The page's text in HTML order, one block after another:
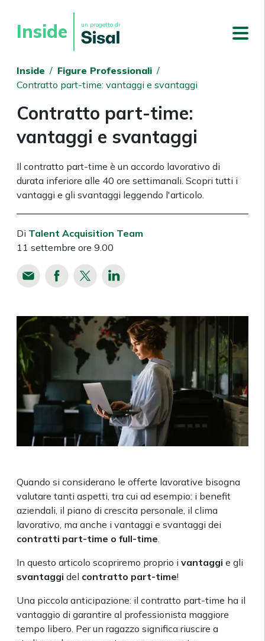
Inside un progetto di
Inside / Figure Professionali /
Contratto part-time: vantaggi e svantaggi
Contratto part-time:
vantaggi e svantaggi
Il contratto part-time è un accordo lavorativo di
durata inferiore alle 40 ore settimanali. Scopri tutti i
vantaggi e gli svantaggi leggendo l'articolo.
Di Talent Acquisition Team
11 settembre ore 9.00
Quando si considerano le offerte lavorative bisogna
valutare tanti aspetti, tra cui ad esempio: i benefit
aziendali, il piano di crescita personale, il clima
lavorativo, ma anche i vantaggi e svantaggi dei
contratti part-time o full-time
In questo articolo scopriremo proprio i vantaggi e gli
svantaggi del contratto part-time!
Una piccola anticipazione: il contratto part-time ha il
vantaggio di garantire al professionista maggiore
tempo libero. Per un ragazzo significa riuscire a